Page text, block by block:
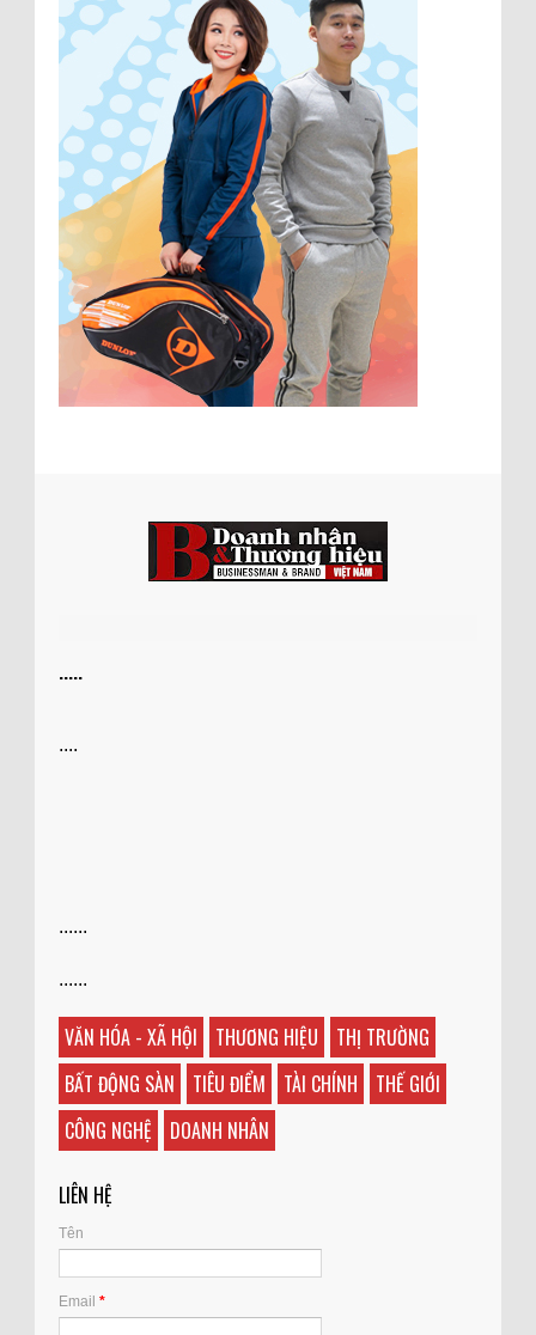
.....
....
......
......
VĂN HÓA - XÃ HỘI THƯƠNG HIỆU
THỊ TRƯỜNG
BẤT ĐỘNG SÀN
TIÊU ĐIỂM TÀI CHÍNH
THẾ GIỚI
CÔNG NGHỆ
DOANH NHÂN
LIÊN HỆ
Tên
Email *